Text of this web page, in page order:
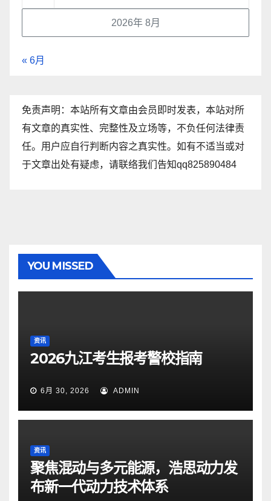
2026年 8月
« 6月
免责声明：本站所有文章由会员即时发表，本站对所
有文章的真实性、完整性及立场等，不负任何法律责
任。用户应自行判断内容之真实性。如有不适当或对
于文章出处有疑虑，请联络我们告知qq825890484
YOU MISSED
资讯
2026九江考生报考警校指南
6月 30, 2026 ADMIN
资讯
聚焦混动与多元能源，浩思动力发
布新一代动力技术体系